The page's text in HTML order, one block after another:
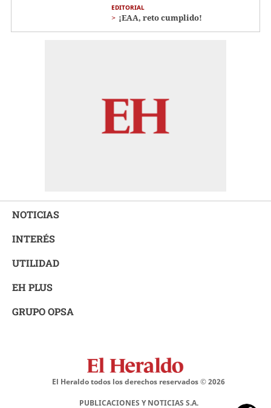
EDITORIAL
¡EAA, reto cumplido!
NOTICIAS
INTERÉS
UTILIDAD
EH PLUS
GRUPO OPSA
El Heraldo todos los derechos reservados ©2026
PUBLICACIONES Y NOTICIAS S.A.